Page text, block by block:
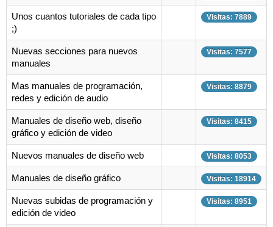
Mostrar comentarios previos (1)
Juan miguel Como puedo descargar el manual de mecánica
SEAT Ibiza 1.4 aex 8 años
×
Unos cuantos tutoriales de cada tipo
;)
Visitas: 7889
Nuevas secciones para nuevos
manuales
Visitas: 7577
Mas manuales de programación,
redes y edición de audio
Visitas: 8879
Manuales de diseño web, diseño
gráfico y edición de video
Visitas: 8415
Nuevos manuales de diseño web Visitas: 8053
Manuales de diseño gráfico Visitas: 18914
Nuevas subidas de programación y
edición de video
Visitas: 8951